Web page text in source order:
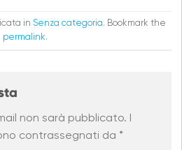
in Senza categoria. Bookmark the
permalink.
non sarà pubblicato.
contrassegnati da *